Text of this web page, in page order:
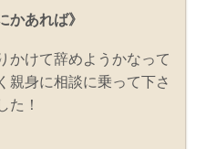
あれば》
かけて辞めようかなって
親身に相談に乗って下さ
た！